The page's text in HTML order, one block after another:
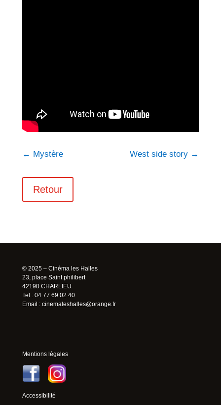
← Mystère West side story →
Retour
© 2025 – Cinéma les Halles
23, place Saint philibert
42190 CHARLIEU
Tel : 04 77 69 02 40
Email : cinemaleshalles@orange.fr
Mentions légales
Accessibilité